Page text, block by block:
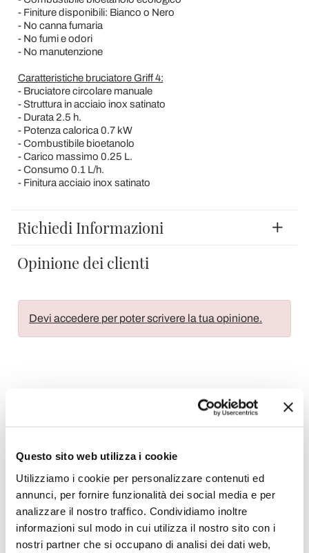
Questo sito web utilizza i cookie
Utilizziamo i cookie per personalizzare contenuti ed
annunci, per fornire funzionalità dei social media e per
analizzare il nostro traffico. Condividiamo inoltre
informazioni sul modo in cui utilizza il nostro sito con i
nostri partner che si occupano di analisi dei dati web,
- Finiture disponibili: Bianco o Nero
- No canna fumaria
- No fumi e odori
- No manutenzione
Caratteristiche bruciatore Griff 4:
- Bruciatore circolare manuale
- Struttura in acciaio inox satinato
- Durata 2.5 h.
- Potenza calorica 0.7 kW
- Combustibile bioetanolo
- Carico massimo 0.25 L.
- Consumo 0.1 L/h.
- Finitura acciaio inox satinato
Richiedi Informazioni
Opinione dei clienti
Devi accedere per poter scrivere la tua opinione.
Aggiungi alla Wish List
Condividi
Biocamini da Tavolo